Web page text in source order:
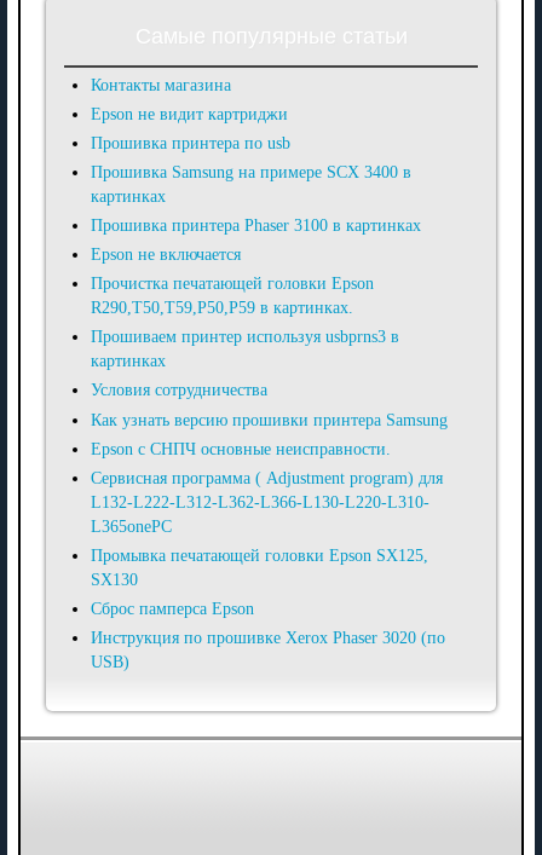
Самые популярные статьи
Контакты магазина
Epson не видит картриджи
Прошивка принтера по usb
Прошивка Samsung на примере SCX 3400 в
картинках
Прошивка принтера Phaser 3100 в картинках
Epson не включается
Прочистка печатающей головки Epson
R290,T50,T59,P50,P59 в картинках.
Прошиваем принтер используя usbprns3 в
картинках
Условия сотрудничества
Как узнать версию прошивки принтера Samsung
Epson с СНПЧ основные неисправности.
Сервисная программа ( Adjustment program) для
L132-L222-L312-L362-L366-L130-L220-L310-
L365onePC
Промывка печатающей головки Epson SX125,
SX130
Сброс памперса Epson
Инструкция по прошивке Xerox Phaser 3020 (по
USB)